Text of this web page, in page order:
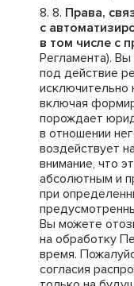
Права,
с
в том числе с
Регламента).
под действие
исключительно
включая
порождает
в отношении
воздействует
внимание, что
абсолютным и
при
Вы можете
на обработку
время.
согласия